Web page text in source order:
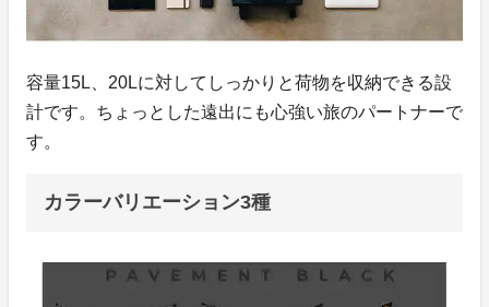
容量15L、20Lに対してしっかりと荷物を収納できる設
計です。ちょっとした遠出にも心強い旅のパートナーで
す。
カラーバリエーション3種